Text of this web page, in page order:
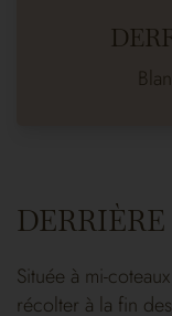
Située à mi-
récolter à la fin